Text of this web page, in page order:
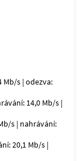
Mb/s | odezva:
14,0 Mb/s |
s | nahrávání:
20,1 Mb/s |